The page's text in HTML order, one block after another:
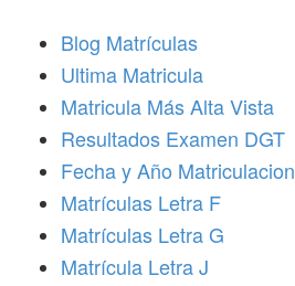
Blog Matrículas
Ultima Matricula
Matricula Más Alta Vista
Resultados Examen DGT
Fecha y Año Matriculacion
Matrículas Letra F
Matrículas Letra G
Matrícula Letra J